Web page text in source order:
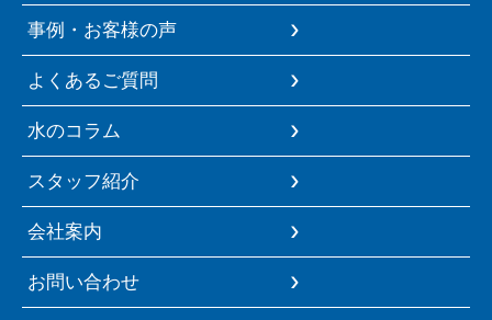
事例・お客様の声
よくあるご質問
水のコラム
スタッフ紹介
会社案内
お問い合わせ